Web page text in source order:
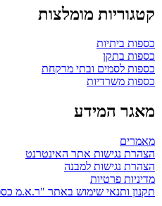
קטגוריות מומלצות
כספות ביתיות
כספות בתקן
כספות לסמים ובתי מרקחת
כספות משרדיות
מאגר המידע
מאמרים
הצהרת נגישות אתר האינטרנט
הצהרת נגישות למבנה
מדיניות פרטיות
תקנון ותנאי שימוש באתר "ר.א.מ